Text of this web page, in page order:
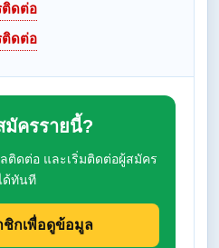
ติดต่อ
ติดต่อ
มัครรายนี้?
ติดต่อ และเริ่มติดต่อผู้สมัคร
ด้ทันที
กเพื่อดูข้อมูล